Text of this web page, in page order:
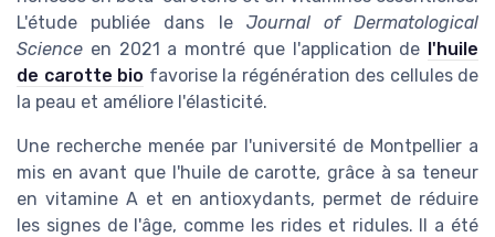
L'étude publiée dans le Journal of Dermatological
Science en 2021 a montré que l'application de l'huile
de carotte bio favorise la régénération des cellules de
la peau et améliore l'élasticité.
Une recherche menée par l'université de Montpellier a
mis en avant que l'huile de carotte, grâce à sa teneur
en vitamine A et en antioxydants, permet de réduire
les signes de l'âge, comme les rides et ridules. Il a été